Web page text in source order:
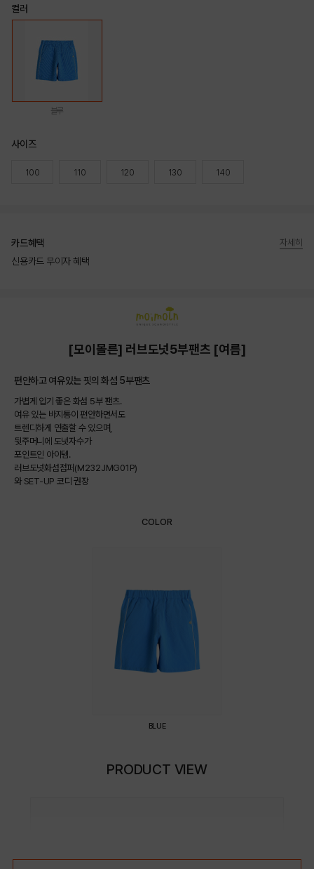
컬러
블루
사이즈
100 110 120 130 140
카드혜택
신용카드 무이자 혜택
자세히
[모이몰른] 러브도넛5부팬츠 [여름]
편안하고 여유있는 핏의 화섬 5부팬츠
가볍게 입기 좋은 화섬 5부 팬츠.
여유 있는 바지통이 편안하면서도
트렌디하게 연출할 수 있으며,
뒷주머니에 도넛자수가
포인트인 아이템.
러브도넛화섬점퍼(M232JMG01P)
와 SET-UP 코디 권장
COLOR
BLUE
PRODUCT VIEW